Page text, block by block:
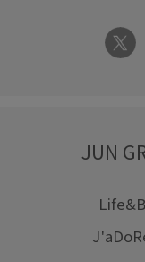
JUN